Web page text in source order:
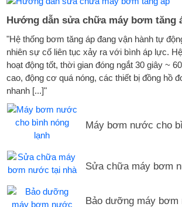
Hướng dẫn sửa chữa máy bơm tăng
"Hệ thống bơm tăng áp đang vận hành tự
nhiên sự cố liên tục xảy ra với bình áp lực.
hoạt động tốt, thời gian đóng ngắt 30 giây ~
cao, động cơ quá nóng, các thiết bị đồng hồ
nhanh [...]"
Máy bơm nước cho
Sửa chữa máy bơm
Bảo dưỡng máy bơm